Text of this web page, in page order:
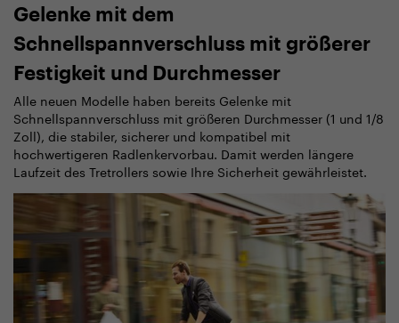
Gelenke mit dem
Schnellspannverschluss mit größerer
Festigkeit und Durchmesser
Alle neuen Modelle haben bereits Gelenke mit
Schnellspannverschluss mit größeren Durchmesser (1 und 1/8
Zoll), die stabiler, sicherer und kompatibel mit
hochwertigeren Radlenkervorbau. Damit werden längere
Laufzeit des Tretrollers sowie Ihre Sicherheit gewährleistet.